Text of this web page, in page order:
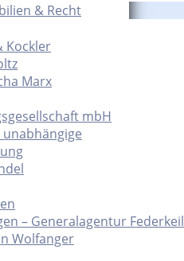
& Recht
Kockler
Marx
mbH
unabhängige
– Generalagentur Federkeil
Wolfanger